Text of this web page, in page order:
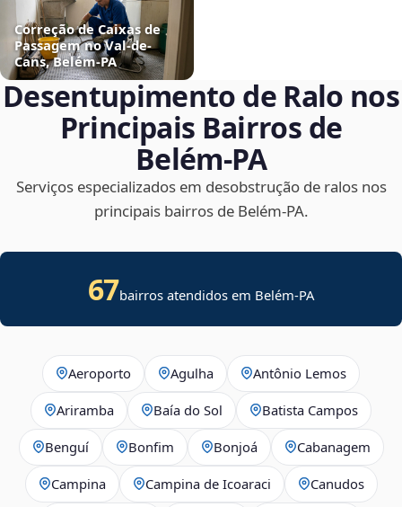
Correção de Caixas de
Passagem no Val-de-
Cans, Belém‑PA
Desentupimento de Ralo nos
Principais Bairros de
Belém‑PA
Serviços especializados em desobstrução de ralos nos
principais bairros de Belém‑PA.
67bairros atendidos em Belém-PA
Aeroporto Agulha Antônio Lemos
Ariramba Baía do Sol Batista Campos
Benguí Bonfim Bonjoá Cabanagem
Campina Campina de Icoaraci Canudos